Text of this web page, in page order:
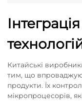
Китайські
тим, що
продукти. Їх
мікропроцесорів,